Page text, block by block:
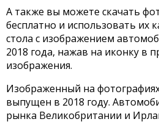
А также вы можете скачать
бесплатно и использовать их
стола с изображением
2018 года, нажав на иконку в
изображения.
Изображенный на
выпущен в 2018 году.
рынка Великобритании и